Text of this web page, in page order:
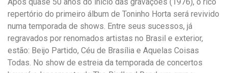
repertório do primeiro álbum de Toninho Horta será revivido
numa temporada de shows. Entre seus sucessos, já
regravados por renomados artistas no Brasil e exterior,
estão: Beijo Partido, Céu de Brasília e Aquelas Coisas
Todas. No show de estreia da temporada de concertos